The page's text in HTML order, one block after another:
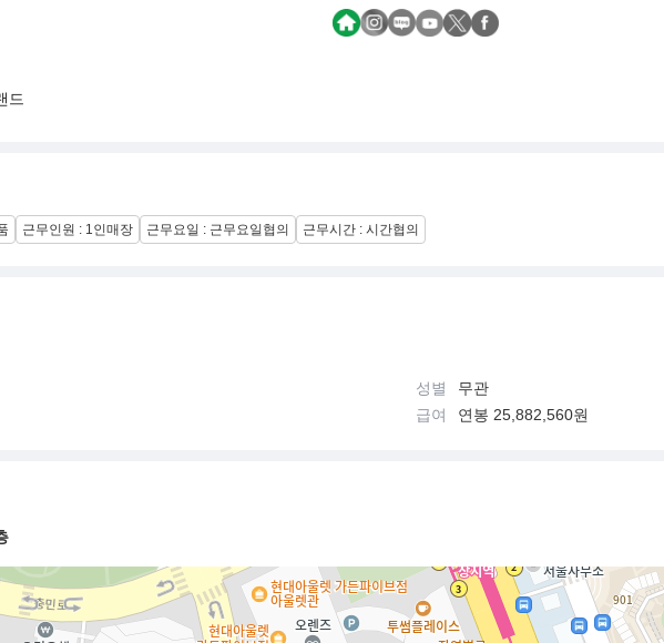
드
근무인원 : 1인매장 근무요일 : 근무요일협의 근무시간 : 시간협의
성별
무관
급여 연봉 25,882,560원